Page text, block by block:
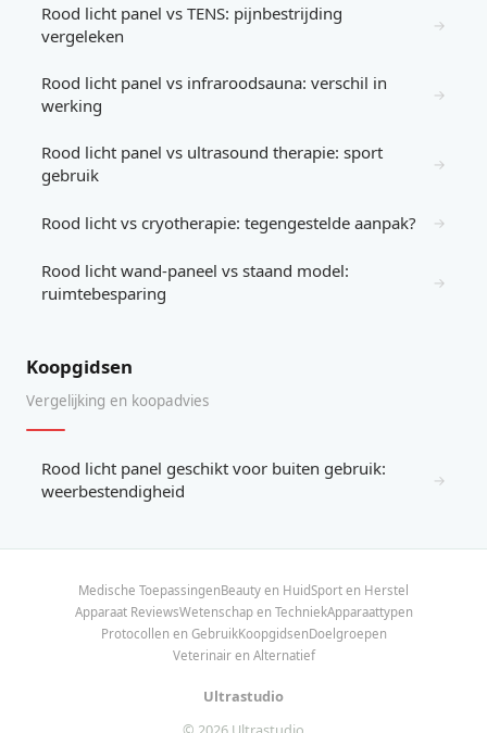
Rood licht panel vs TENS: pijnbestrijding
vergeleken
→
Rood licht panel vs infraroodsauna: verschil in
werking
→
Rood licht panel vs ultrasound therapie: sport
gebruik
→
Rood licht vs cryotherapie: tegengestelde aanpak? →
Rood licht wand-paneel vs staand model:
ruimtebesparing
→
Koopgidsen
Vergelijking en koopadvies
Rood licht panel geschikt voor buiten gebruik:
weerbestendigheid
→
Medische ToepassingenBeauty en HuidSport en Herstel
Apparaat ReviewsWetenschap en TechniekApparaattypen
Protocollen en GebruikKoopgidsenDoelgroepen
Veterinair en Alternatief
Ultrastudio